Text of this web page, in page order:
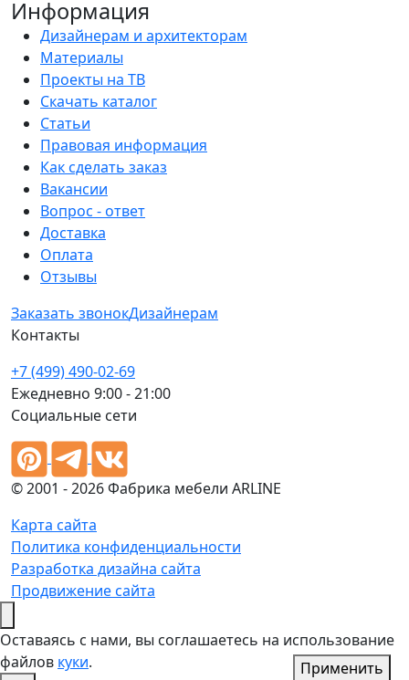
Применить
Информация
Дизайнерам и архитекторам
Материалы
Проекты на ТВ
Скачать каталог
Статьи
Правовая информация
Как сделать заказ
Вакансии
Вопрос - ответ
Доставка
Оплата
Отзывы
Заказать звонокДизайнерам
Контакты
+7 (499) 490-02-69
Ежедневно 9:00 - 21:00
Социальные сети
© 2001 - 2026 Фабрика мебели ARLINE
Карта сайта
Политика конфиденциальности
Разработка дизайна сайта
Продвижение сайта
Оставаясь с нами, вы соглашаетесь на использование
файлов куки.